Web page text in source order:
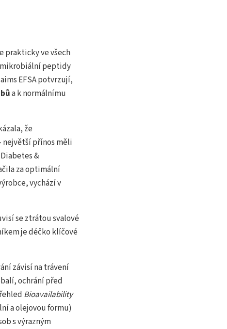
prakticky ve všech
peptidy
EFSA potvrzují,
a k normálnímu
že
přínos měli
&
za optimální
vychází v
se ztrátou svalové
je déčko klíčové
závisí na trávení
ochrání před
Bioavailability
a olejovou formu)
s výrazným